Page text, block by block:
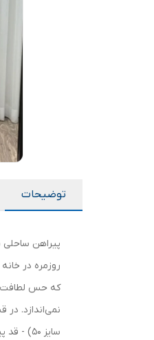
توضیحات
پیراهن ساحلی
روزمره در
که حس لطافت
نمی‌اندازد.